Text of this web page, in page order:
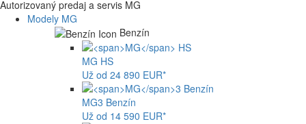
Autorizovaný predaj a servis MG
Modely MG
Benzín
MG HS
Už od 24 890 EUR*
MG3 Benzín
Už od 14 590 EUR*